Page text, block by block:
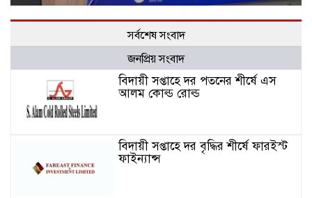
সর্বশেষ সংবাদ
জনপ্রিয় সংবাদ
বিদায়ী সপ্তাহে দর পতনের শীর্ষে এস
আলম কোল্ড রোল্ড
বিদায়ী সপ্তাহে দর বৃদ্ধির শীর্ষে ফারইস্ট
ফাইন্যান্স